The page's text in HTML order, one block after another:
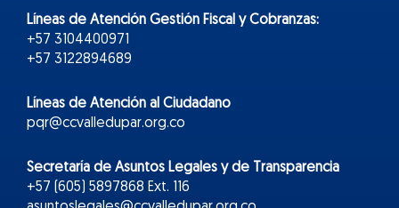
Líneas de Atención Gestión Fiscal y Cobranzas:
+57 3104400971
+57 3122894689
Líneas de Atención al Ciudadano
pqr@ccvalledupar.org.co
Secretaría de Asuntos Legales y de Transparencia
+57 (605) 5897868 Ext. 116